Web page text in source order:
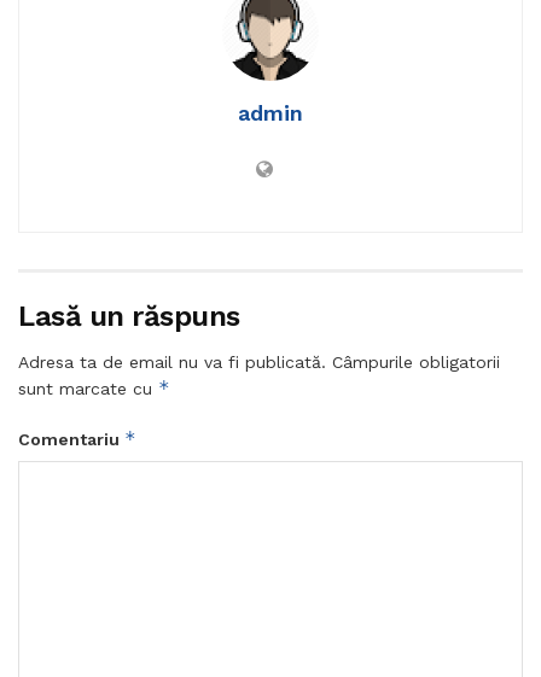
admin
Lasă un răspuns
Adresa ta de email nu va fi publicată. Câmpurile obligatorii
sunt marcate cu *
Comentariu *